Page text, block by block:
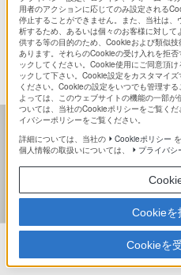
好きな色味で撮
「ルック」機能
用者のアクションに応じてのみ設定される
停止することができません。また、当社は
析するため、あるいは個々のお客様に対し
供する等の目的のため、Cookieおよび類似
あります。それらのCookieの受け入れを拒
ックしてください。Cookie使用にご同意頂
ックして下さい。Cookie設定をカスタマイ
ください。Cookieの設定をいつでも管理す
よっては、このウェブサイトの機能の一部
ついては、当社のCookieポリシーをご覧く
イバシーポリシーをご覧ください。
詳細については、当社の
Cookieポリシー
個人情報の取扱いについては、
プライバシ
Cookieを
Cookieを